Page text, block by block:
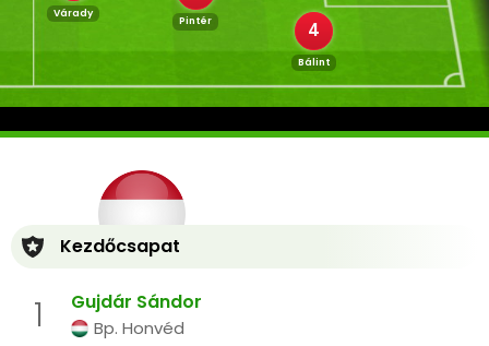
4
Bálint
Pintér
Várady
Kezdőcsapat
1 Gujdár Sándor
Bp. Honvéd